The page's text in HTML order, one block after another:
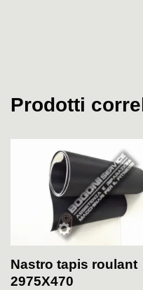
Prodotti
Nastro tapis roulant
2975X470